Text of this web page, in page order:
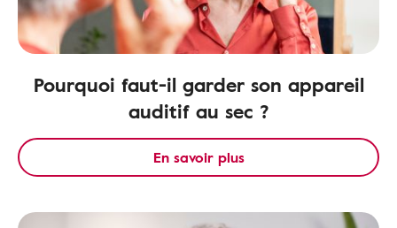
Pourquoi faut-il garder son appareil
auditif au sec ?
En savoir plus